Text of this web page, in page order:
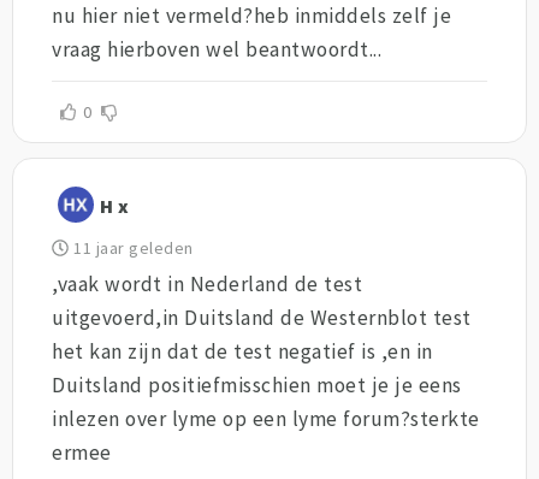
nu hier niet vermeld?heb inmiddels zelf je
vraag hierboven wel beantwoordt...
0
H x
11 jaar geleden
,vaak wordt in Nederland de test
uitgevoerd,in Duitsland de Westernblot test
het kan zijn dat de test negatief is ,en in
Duitsland positiefmisschien moet je je eens
inlezen over lyme op een lyme forum?sterkte
ermee